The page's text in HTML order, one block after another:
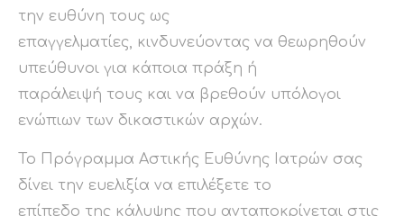
την ευθύνη τους ως
επαγγελματίες, κινδυνεύοντας να θεωρηθούν
υπεύθυνοι για κάποια πράξη ή
παράλειψή τους και να βρεθούν υπόλογοι
ενώπιων των δικαστικών αρχών.
Το Πρόγραμμα Αστικής Ευθύνης Ιατρών σας
δίνει την ευελιξία να επιλέξετε το
επίπεδο της κάλυψης που ανταποκρίνεται στις